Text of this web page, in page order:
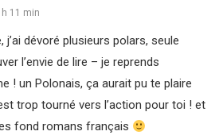
11 min
j’ai dévoré plusieurs polars, seule
l’envie de lire – je reprends
! un Polonais, ça aurait pu te plaire
trop tourné vers l’action pour toi ! et
fond romans français